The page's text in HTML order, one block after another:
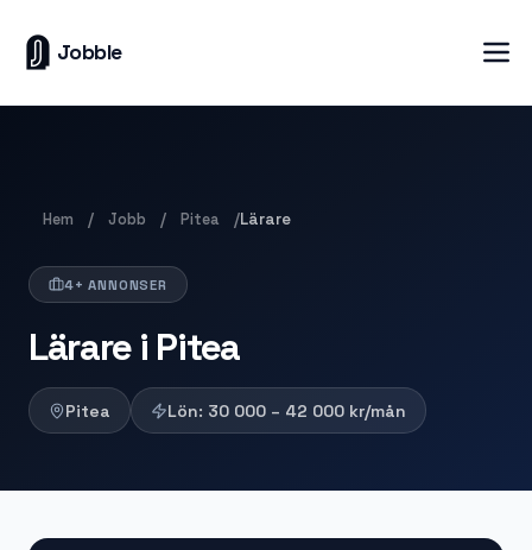
Jobble
Hem / Jobb / Pitea /Lärare
4+ ANNONSER
Lärare i Pitea
Pitea Lön: 30 000 – 42 000 kr/mån